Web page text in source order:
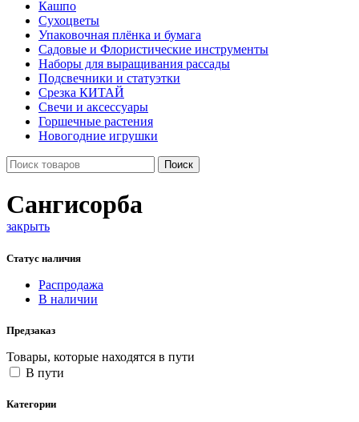
Кашпо
Сухоцветы
Упаковочная плёнка и бумага
Садовые и Флористические инструменты
Наборы для выращивания рассады
Подсвечники и статуэтки
Срезка КИТАЙ
Свечи и аксессуары
Горшечные растения
Новогодние игрушки
Поиск
Сангисорба
закрыть
Статус наличия
Распродажа
В наличии
Предзаказ
Товары, которые находятся в пути
В пути
Категории